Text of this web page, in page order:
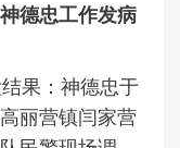
德忠工作发病
果：神德忠于
丽营镇闫家营